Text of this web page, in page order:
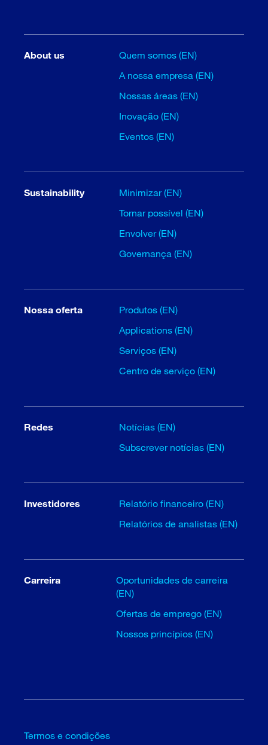
About us
Quem somos (EN)
A nossa empresa (EN)
Nossas áreas (EN)
Inovação (EN)
Eventos (EN)
Sustainability
Minimizar (EN)
Tornar possível (EN)
Envolver (EN)
Governança (EN)
Nossa oferta
Produtos (EN)
Applications (EN)
Serviços (EN)
Centro de serviço (EN)
Redes
Notícias (EN)
Subscrever notícias (EN)
Investidores
Relatório financeiro (EN)
Relatórios de analistas (EN)
Carreira
Oportunidades de carreira
(EN)
Ofertas de emprego (EN)
Nossos princípios (EN)
Termos e condições